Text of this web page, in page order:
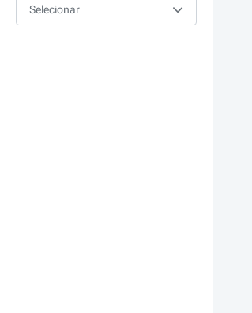
Selecionar